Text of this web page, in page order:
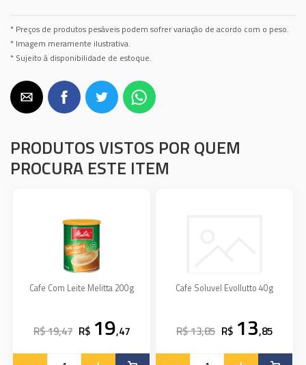
* Preços de produtos pesáveis podem sofrer variação de acordo com o peso.
* Imagem meramente ilustrativa.
* Sujeito à disponibilidade de estoque.
PRODUTOS VISTOS POR QUEM
PROCURA ESTE ITEM
Cafe Com Leite Melitta 200g
R$ 19,47 R$ 19,47
Cafe Soluvel Evollutto 40g
R$ 13,85 R$ 13,85